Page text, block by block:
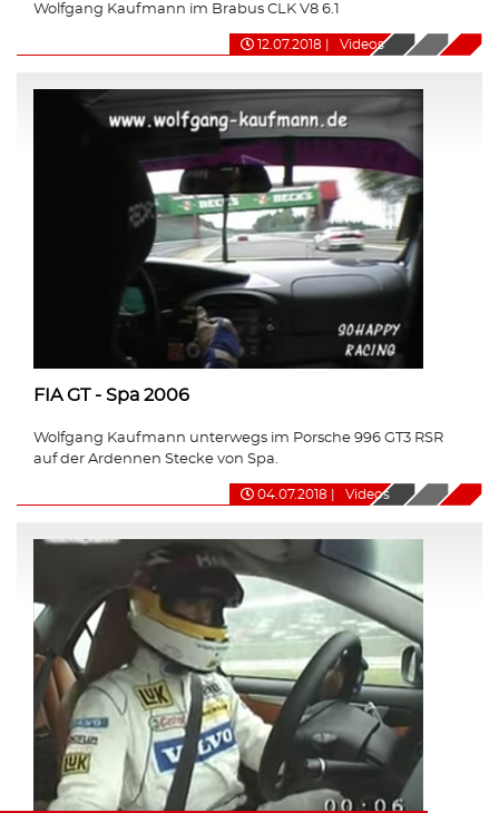
Wolfgang Kaufmann im Brabus CLK V8 6.1
12.07.2018 Videos
FIA GT - Spa 2006
Wolfgang Kaufmann unterwegs im Porsche 996 GT3 RSR
auf der Ardennen Stecke von Spa.
04.07.2018 Videos